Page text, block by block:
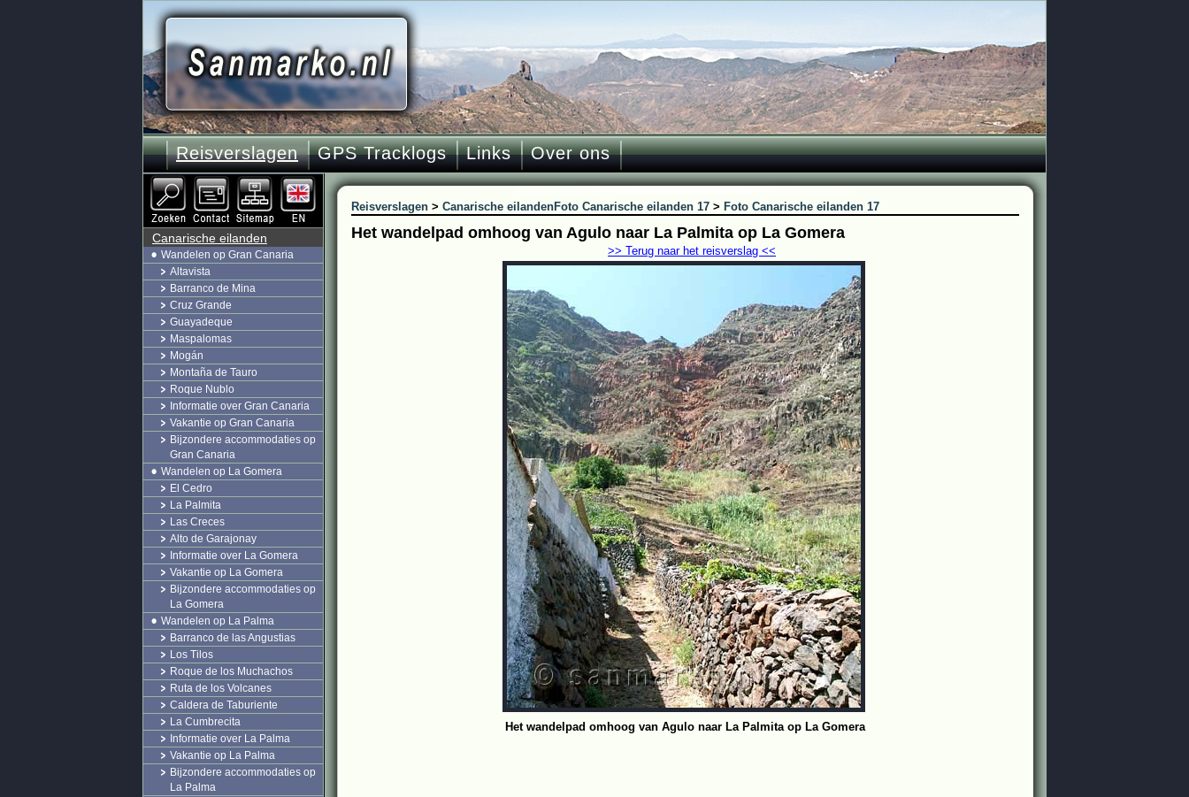
Reisverslagen GPS Tracklogs Links Over ons
Reisverslagen > Canarische eilandenFoto Canarische eilanden 17 > Foto Canarische eilanden 17
Het wandelpad omhoog van Agulo naar La Palmita op La Gomera
>> Terug naar het reisverslag <<
Het wandelpad omhoog van Agulo naar La Palmita op La Gomera
Canarische eilanden
Wandelen op Gran Canaria
Altavista
Barranco de Mina
Cruz Grande
Guayadeque
Maspalomas
Mogán
Montaña de Tauro
Roque Nublo
Informatie over Gran Canaria
Vakantie op Gran Canaria
Bijzondere accommodaties op
Gran Canaria
Wandelen op La Gomera
El Cedro
La Palmita
Las Creces
Alto de Garajonay
Informatie over La Gomera
Vakantie op La Gomera
Bijzondere accommodaties op
La Gomera
Wandelen op La Palma
Barranco de las Angustias
Los Tilos
Roque de los Muchachos
Ruta de los Volcanes
Caldera de Taburiente
La Cumbrecita
Informatie over La Palma
Vakantie op La Palma
Bijzondere accommodaties op
La Palma